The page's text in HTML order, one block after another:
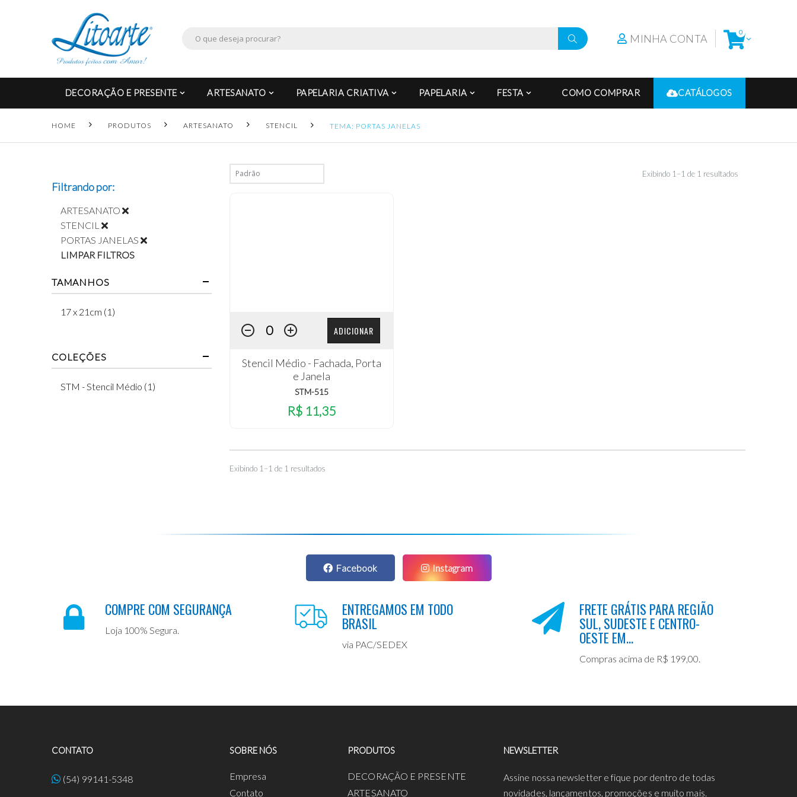
MINHA CONTA 0
DECORAÇÃO E PRESENTE ARTESANATO PAPELARIA CRIATIVA PAPELARIA FESTA COMO COMPRAR CATÁLOGOS
HOME PRODUTOS ARTESANATO STENCIL TEMA: PORTAS JANELAS
Exibindo 1–1 de 1 resultados
ADICIONAR
Stencil Médio - Fachada, Porta
e Janela
STM-515
R$ 11,35
Exibindo 1–1 de 1 resultados
Filtrando por:
ARTESANATO
STENCIL
PORTAS JANELAS
LIMPAR FILTROS
TAMANHOS
17 x 21cm (1)
COLEÇÕES
STM - Stencil Médio (1)
Facebook Instagram
COMPRE COM SEGURANÇA
Loja 100% Segura.
ENTREGAMOS EM TODO
BRASIL
via PAC/SEDEX
FRETE GRÁTIS PARA REGIÃO
SUL, SUDESTE E CENTRO-
OESTE EM...
Compras acima de R$ 199,00.
CONTATO
(54) 99141-5348
SOBRE NÓS
Empresa
Contato
PRODUTOS
DECORAÇÃO E PRESENTE
ARTESANATO
NEWSLETTER
Assine nossa newsletter e fique por dentro de todas
novidades, lançamentos, promoções e muito mais.